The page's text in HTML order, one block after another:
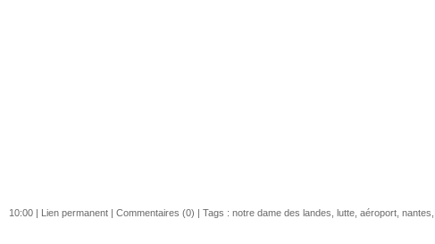
10:00 | Lien permanent | Commentaires (0) | Tags : notre dame des landes lutte aéroport nantes